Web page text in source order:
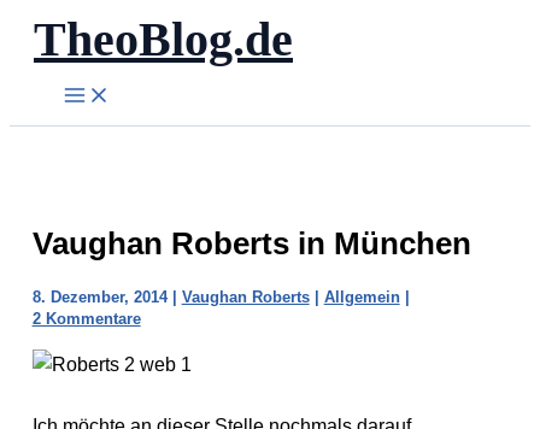
Zum
Inhalt
springen
TheoBlog.de
Vaughan Roberts in München
8. Dezember, 2014 | Vaughan Roberts| Allgemein|
2 Kommentare